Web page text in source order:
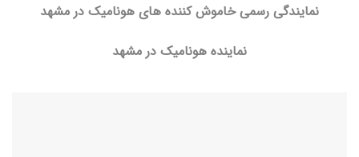
نمایندگی رسمی خاموش کننده های هونامیک در مشهد
نماینده هونامیک در مشهد